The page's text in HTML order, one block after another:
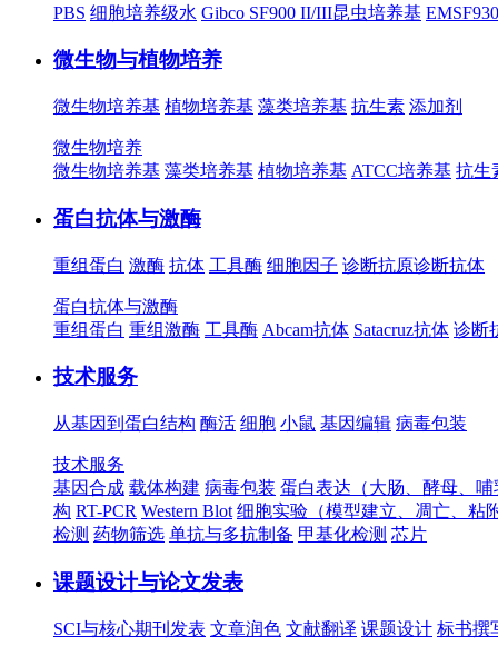
PBS 细胞培养级水 Gibco SF900 II/III昆虫培养基
微生物与植物培养
微生物培养基 植物培养基 藻类培养基 抗生素 添加剂
微生物培养
微生物培养基 藻类培养基 植物培养基 ATCC培养基 抗生
蛋白抗体与激酶
重组蛋白 激酶 抗体 工具酶 细胞因子 诊断抗原诊断抗体
蛋白抗体与激酶
重组蛋白 重组激酶 工具酶 Abcam抗体 Satacruz抗体 诊断
技术服务
从基因到蛋白结构 酶活 细胞 小鼠 基因编辑 病毒包装
技术服务
基因合成 载体构建 病毒包装 蛋白表达（大肠、酵母、
构 RT-PCR Western Blot 细胞实验（模型建立、凋亡、粘
检测 药物筛选 单抗与多抗制备 甲基化检测 芯片
课题设计与论文发表
SCI与核心期刊发表 文章润色 文献翻译 课题设计 标书撰